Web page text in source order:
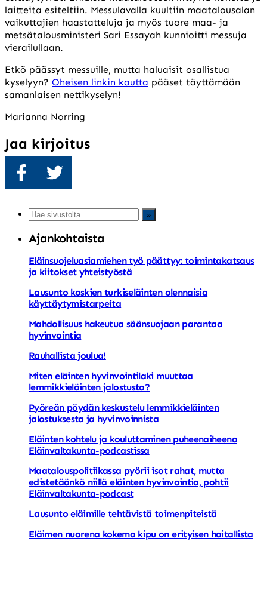
laitteita esiteltiin. Messulavalla kuultiin maatalousalan
vaikuttajien haastatteluja ja myös tuore maa- ja
metsätalousministeri Sari Essayah kunnioitti messuja
vierailullaan.
Etkö päässyt messuille, mutta haluaisit osallistua
kyselyyn? Oheisen linkin kautta pääset täyttämään
samanlaisen nettikyselyn!
Marianna Norring
Jaa kirjoitus
Twiittaa
Ajankohtaista
Eläinsuojeluasiamiehen työ päättyy: toimintakatsaus
ja kiitokset yhteistyöstä
Lausunto koskien turkiseläinten olennaisia
käyttäytymistarpeita
Mahdollisuus hakeutua säänsuojaan parantaa
hyvinvointia
Rauhallista joulua!
Miten eläinten hyvinvointilaki muuttaa
lemmikkieläinten jalostusta?
Pyöreän pöydän keskustelu lemmikkieläinten
jalostuksesta ja hyvinvoinnista
Eläinten kohtelu ja kouluttaminen puheenaiheena
Eläinvaltakunta-podcastissa
Maatalouspolitiikassa pyörii isot rahat, mutta
edistetäänkö niillä eläinten hyvinvointia, pohtii
Eläinvaltakunta-podcast
Lausunto eläimille tehtävistä toimenpiteistä
Eläimen nuorena kokema kipu on erityisen haitallista